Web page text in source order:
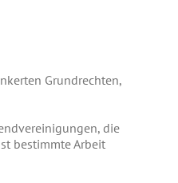
Grundrechten,
die
bestimmte Arbeit